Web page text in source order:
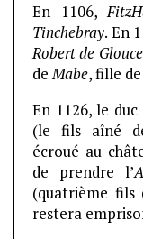
En 1106,
Tinchebray. En
Robert de
deMabe, fille
En 1126, le
(le fils aîné
écroué au
de prendre l’
(quatrième fils
restera